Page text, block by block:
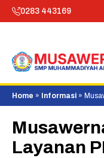
Skip
to
0283 443169
Home » Informasi »
Rumah: Komitmen
Layanan